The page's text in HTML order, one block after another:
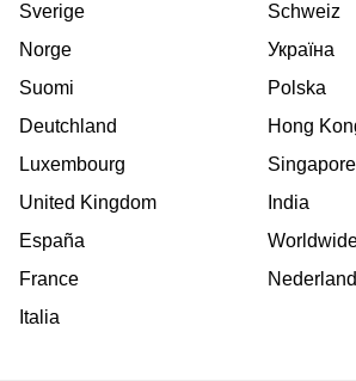
Sverige
Norge
Suomi
Deutchland
Luxembourg
United Kingdom
España
France
Italia
Schweiz
Україна
Polska
Hong
Singapore
India
Nederland